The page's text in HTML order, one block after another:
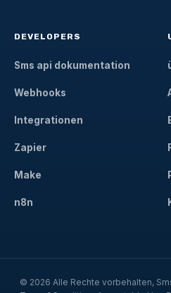
DEVELOPERS
Sms api dokumentation
Webhooks
Integrationen
Zapier
Make
n8n
© 2026 Alle Rechte vorbehalten,